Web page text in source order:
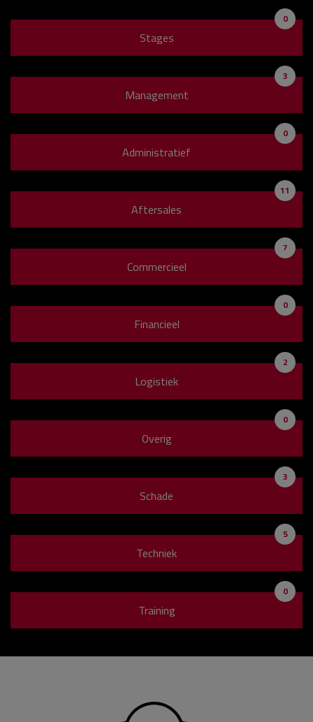
Stages
0
Management
3
Administratief
0
Aftersales
11
Commercieel
7
Financieel
0
Logistiek
2
Overig
0
Schade
3
Techniek
5
Training
0